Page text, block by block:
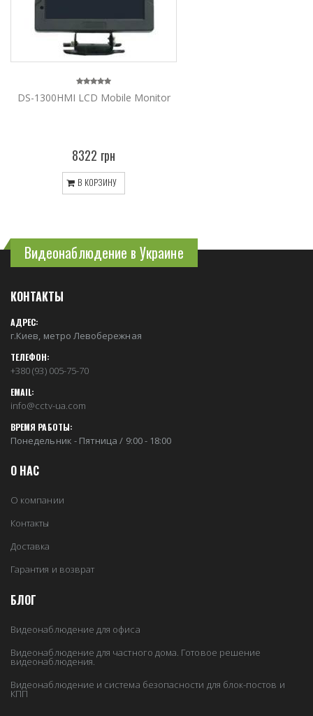
DS-1300HMI LCD Mobile Monitor
8322 грн
В КОРЗИНУ
Видеонаблюдение в Украине
КОНТАКТЫ
АДРЕС:
г.Киев, метро Левобережная
ТЕЛЕФОН:
+380 (93) 005-75-70
EMAIL:
info@cctv-ua.com
ВРЕМЯ РАБОТЫ:
Понедельник - Пятница / 9:00 - 18:00
О НАС
О компании
Контакты
Доставка
Гарантия и возврат
БЛОГ
Видеонаблюдение для офиса
Видеонаблюдение для частного дома. Готовое решение
видеонаблюдения.
Видеонаблюдение и система безопасности для блок-постов и
КПП